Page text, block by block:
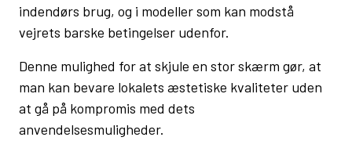
indendørs brug, og i modeller som kan modstå
vejrets barske betingelser udenfor.
Denne mulighed for at skjule en stor skærm gør, at
man kan bevare lokalets æstetiske kvaliteter uden
at gå på kompromis med dets
anvendelsesmuligheder.